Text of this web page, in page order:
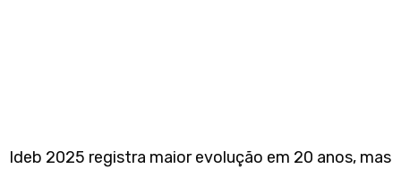
Ideb 2025 registra maior evolução em 20 anos, mas